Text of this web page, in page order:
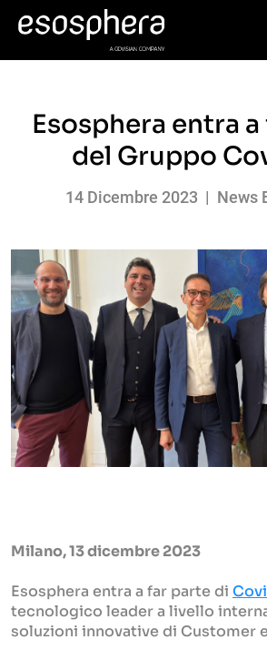
Esosphera entra
del Gruppo
14 Dicembre 2023 | News
Milano, 13 dicembre 2023
Esosphera entra a far parte di
tecnologico leader a livello
soluzioni innovative di Customer